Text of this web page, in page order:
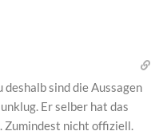
deshalb sind die Aussagen
Er selber hat das
Zumindest nicht offiziell.